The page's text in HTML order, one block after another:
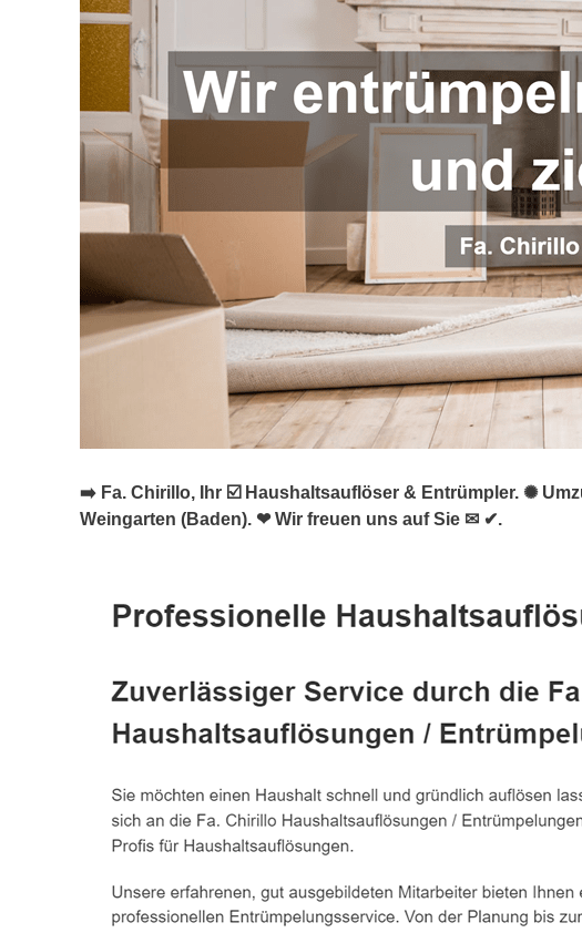
➡️ Fa. Chirillo, Ihr ☑️ Haushaltsauflöser & Entrümpler. ✺
Weingarten (Baden). ❤ Wir freuen uns auf Sie ✉ ✔.